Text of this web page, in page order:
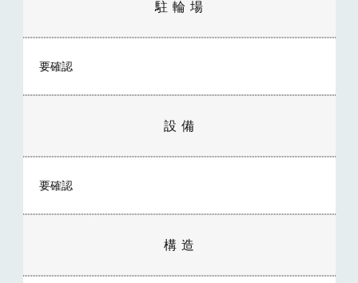
駐 輪 場
要確認
設 備
要確認
構 造